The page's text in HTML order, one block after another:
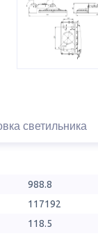
светильника
988.8
117192
118.5